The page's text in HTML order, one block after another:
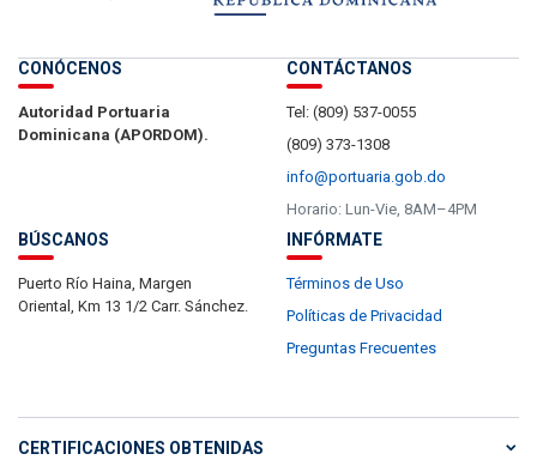
CONÓCENOS
Autoridad Portuaria
Dominicana (APORDOM).
CONTÁCTANOS
Tel: (809) 537-0055
(809) 373-1308
info@portuaria.gob.do
Horario: Lun-Vie, 8AM–4PM
BÚSCANOS
Puerto Río Haina, Margen
Oriental, Km 13 1/2 Carr. Sánchez.
INFÓRMATE
Términos de Uso
Políticas de Privacidad
Preguntas Frecuentes
CERTIFICACIONES OBTENIDAS